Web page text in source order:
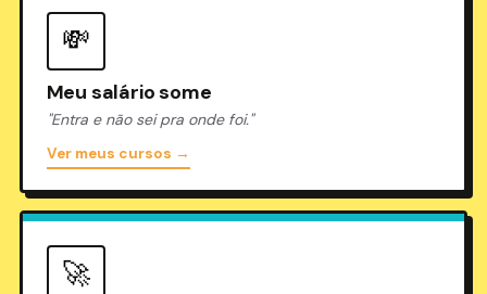
💸
Meu salário some
"Entra e não sei pra onde foi."
Ver meus cursos →
🚀